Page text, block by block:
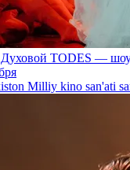
TODES —
Milliy kino san'ati